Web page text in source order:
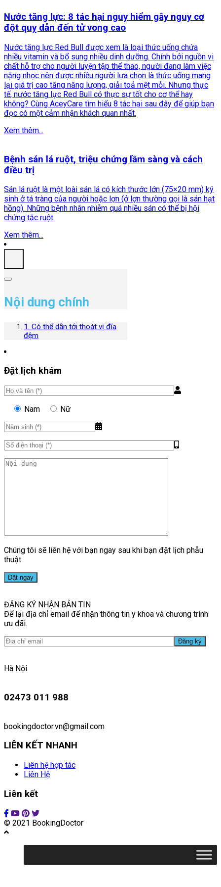
Nước tăng lực: 8 tác hại nguy hiểm gây nguy cơ
đột quỵ dẫn đến tử vong cao
Nước tăng lực Red Bull được xem là loại thức uống chứa
nhiều vitamin và bổ sung nhiều dinh dưỡng. Chính bởi nguồn vi
chất hỗ trợ cho người luyện tập thể thao, người đang làm việc
nặng nhọc nên được nhiều người lựa chọn là thức uống mang
lại giá trị cao tăng năng lượng, giải toả mệt mỏi. Nhưng thực
tế, nước tăng lực Red Bull có thực sự tốt cho cơ thể hay
không? Cùng AceyCare tìm hiểu 8 tác hại sau đây để giúp bạn
đọc có một cảm nhận khách quan nhất.
Xem thêm...
Bệnh sán lá ruột, triệu chứng lầm sàng và cách
điều trị
Sán lá ruột là một loài sán lá có kích thước lớn (75×20 mm) ký
sinh ở tá tràng của người hoặc lợn (ở lợn thường gọi là sán hạt
hồng). Những bệnh nhân nhiễm quá nhiều sán có thể bị hội
chứng tắc ruột.
Xem thêm...
Nội dung chính
1. Có thể dẫn tới thoát vị đĩa
đệm
Đặt lịch khám
Nam Nữ
Chúng tôi sẽ liên hệ với bạn ngay sau khi bạn đặt lịch phẫu
thuật
ĐĂNG KÝ NHẬN BẢN TIN
Để lại địa chỉ email để nhận thông tin y khoa và chương trình
ưu đãi.
Hà Nội
02473 011 988
bookingdoctor.vn@gmail.com
LIÊN KẾT NHANH
Liên hệ hợp tác
Liên Hệ
Liên kết
© 2021 BookingDoctor